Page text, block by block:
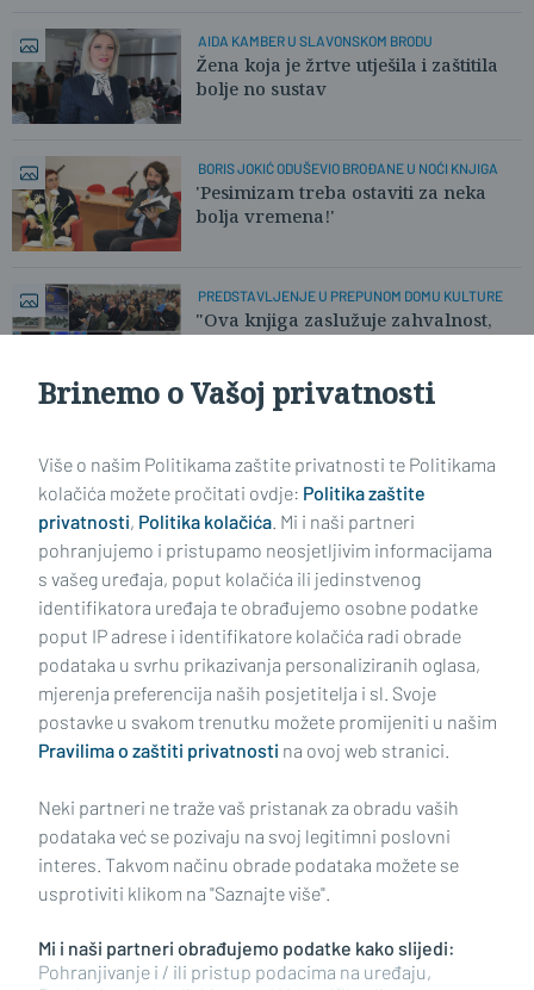
AIDA KAMBER U SLAVONSKOM BRODU
Žena koja je žrtve utješila i zaštitila
bolje no sustav
BORIS JOKIĆ ODUŠEVIO BROĐANE U NOĆI KNJIGA
'Pesimizam treba ostaviti za neka
bolja vremena!'
PREDSTAVLJENJE U PREPUNOM DOMU KULTURE
"Ova knjiga zaslužuje zahvalnost,
Impressum Uvjeti korištenja Politika privatnosti
Politika kolačića Kontakt Pritužbe Suradnici
Oglašavanje
RUBRIKE
BRODSKO-POSAVSKA ŽUPANIJA
Brinemo o Vašoj privatnosti
Više o našim Politikama zaštite privatnosti te Politikama
kolačića možete pročitati ovdje: Politika zaštite
privatnosti, Politika kolačića. Mi i naši partneri
pohranjujemo i pristupamo neosjetljivim informacijama
s vašeg uređaja, poput kolačića ili jedinstvenog
identifikatora uređaja te obrađujemo osobne podatke
poput IP adrese i identifikatore kolačića radi obrade
podataka u svrhu prikazivanja personaliziranih oglasa,
mjerenja preferencija naših posjetitelja i sl. Svoje
postavke u svakom trenutku možete promijeniti u našim
Pravilima o zaštiti privatnosti na ovoj web stranici.
Neki partneri ne traže vaš pristanak za obradu vaših
podataka već se pozivaju na svoj legitimni poslovni
interes. Takvom načinu obrade podataka možete se
usprotiviti klikom na "Saznajte više".
Mi i naši partneri obrađujemo podatke kako slijedi:
Pohranjivanje i / ili pristup podacima na uređaju,